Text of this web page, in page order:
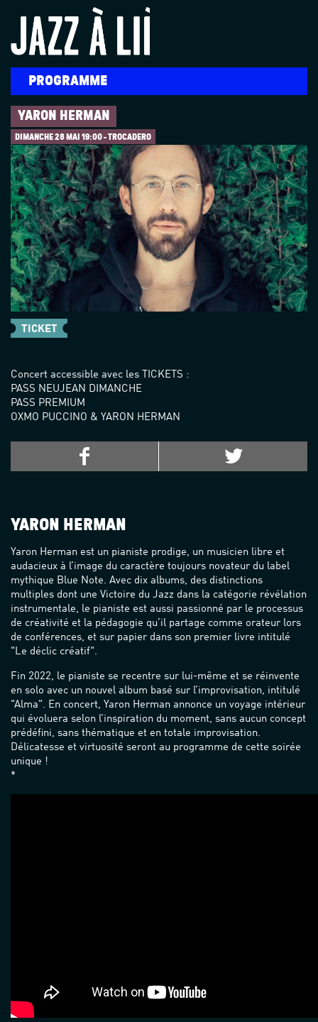
PROGRAMME
YARON HERMAN
DIMANCHE 28 MAI 19:00 - TROCADERO
TICKET
Concert accessible avec les TICKETS :
PASS NEUJEAN DIMANCHE
PASS PREMIUM
OXMO PUCCINO & YARON HERMAN
f t
YARON HERMAN
Yaron Herman est un pianiste prodige, un musicien libre et
audacieux à l’image du caractère toujours novateur du label
mythique Blue Note. Avec dix albums, des distinctions
multiples dont une Victoire du Jazz dans la catégorie révélation
instrumentale, le pianiste est aussi passionné par le processus
de créativité et la pédagogie qu’il partage comme orateur lors
de conférences, et sur papier dans son premier livre intitulé
"Le déclic créatif".
Fin 2022, le pianiste se recentre sur lui-même et se réinvente
en solo avec un nouvel album basé sur l’improvisation, intitulé
"Alma". En concert, Yaron Herman annonce un voyage intérieur
qui évoluera selon l’inspiration du moment, sans aucun concept
prédéfini, sans thématique et en totale improvisation.
Délicatesse et virtuosité seront au programme de cette soirée
unique !
*